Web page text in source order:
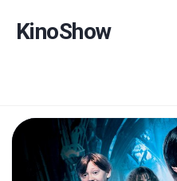
содержанию
KinoShow